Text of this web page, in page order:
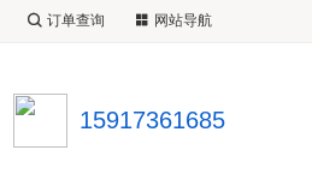
订单查询 网站导航
15917361685